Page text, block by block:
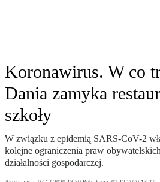
Koronawirus. W co
Dania zamyka
szkoły
W związku z epidemią SARS-CoV-2
kolejne ograniczenia praw
działalności gospodarczej.